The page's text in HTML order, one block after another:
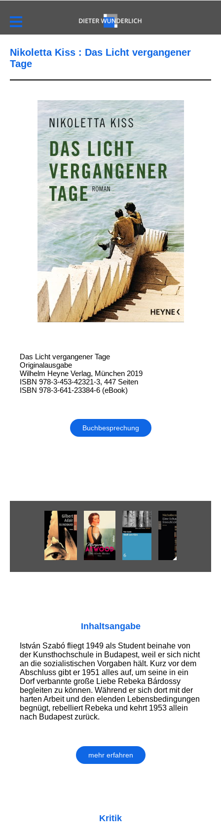
Nikoletta Kiss : Das Licht vergangener
Tage
Das Licht vergangener Tage
Originalausgabe
Wilhelm Heyne Verlag, München 2019
ISBN 978-3-453-42321-3, 447 Seiten
ISBN 978-3-641-23384-6 (eBook)
Buchbesprechung
Inhaltsangabe
István Szabó fliegt 1949 als Student beinahe von
der Kunsthochschule in Budapest, weil er sich nicht
an die sozialistischen Vorgaben hält. Kurz vor dem
Abschluss gibt er 1951 alles auf, um seine in ein
Dorf verbannte große Liebe Rebeka Bárdossy
begleiten zu können. Während er sich dort mit der
harten Arbeit und den elenden Lebensbedingungen
begnügt, rebelliert Rebeka und kehrt 1953 allein
nach Budapest zurück.
mehr erfahren
Kritik